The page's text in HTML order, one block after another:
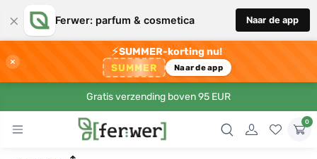
× Ferwer: parfum & cosmetica Naar de app
×
⚡SUMMER-korting nu!
SUMMER Naar de app
Gratis verzending boven 95 EUR
0